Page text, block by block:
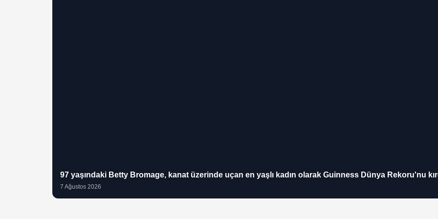
97 yaşındaki Betty Bromage, kanat üzerinde uçan en yaşlı kadın olarak Guinness Dünya Rekoru'nu
7 Ağustos 2026